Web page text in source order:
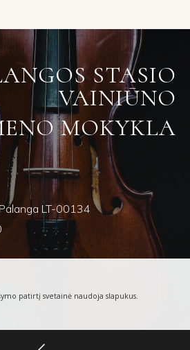
patirtį svetainė naudoja slapukus.
STASIO
VAINIŪNO
MOKYKLA
LT-00134